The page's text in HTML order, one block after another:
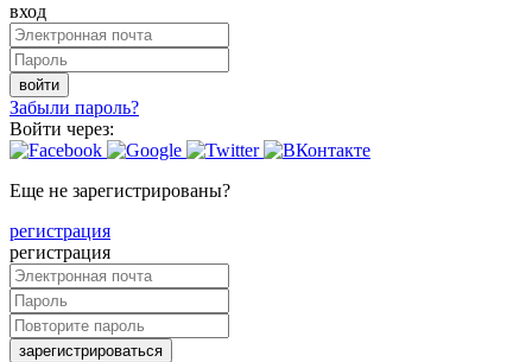
вход
войти
Забыли пароль?
Войти через:
Еще не зарегистрированы?
регистрация
регистрация
зарегистрироваться